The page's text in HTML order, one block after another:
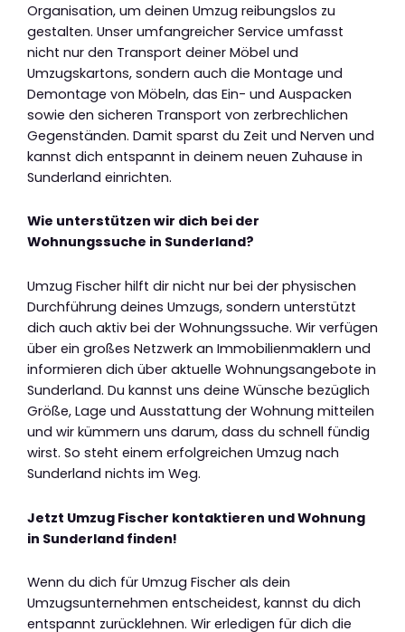
Organisation, um deinen Umzug reibungslos zu
gestalten. Unser umfangreicher Service umfasst
nicht nur den Transport deiner Möbel und
Umzugskartons, sondern auch die Montage und
Demontage von Möbeln, das Ein- und Auspacken
sowie den sicheren Transport von zerbrechlichen
Gegenständen. Damit sparst du Zeit und Nerven und
kannst dich entspannt in deinem neuen Zuhause in
Sunderland einrichten.
Wie unterstützen wir dich bei der
Wohnungssuche in Sunderland?
Umzug Fischer hilft dir nicht nur bei der physischen
Durchführung deines Umzugs, sondern unterstützt
dich auch aktiv bei der Wohnungssuche. Wir verfügen
über ein großes Netzwerk an Immobilienmaklern und
informieren dich über aktuelle Wohnungsangebote in
Sunderland. Du kannst uns deine Wünsche bezüglich
Größe, Lage und Ausstattung der Wohnung mitteilen
und wir kümmern uns darum, dass du schnell fündig
wirst. So steht einem erfolgreichen Umzug nach
Sunderland nichts im Weg.
Jetzt Umzug Fischer kontaktieren und Wohnung
in Sunderland finden!
Wenn du dich für Umzug Fischer als dein
Umzugsunternehmen entscheidest, kannst du dich
entspannt zurücklehnen. Wir erledigen für dich die